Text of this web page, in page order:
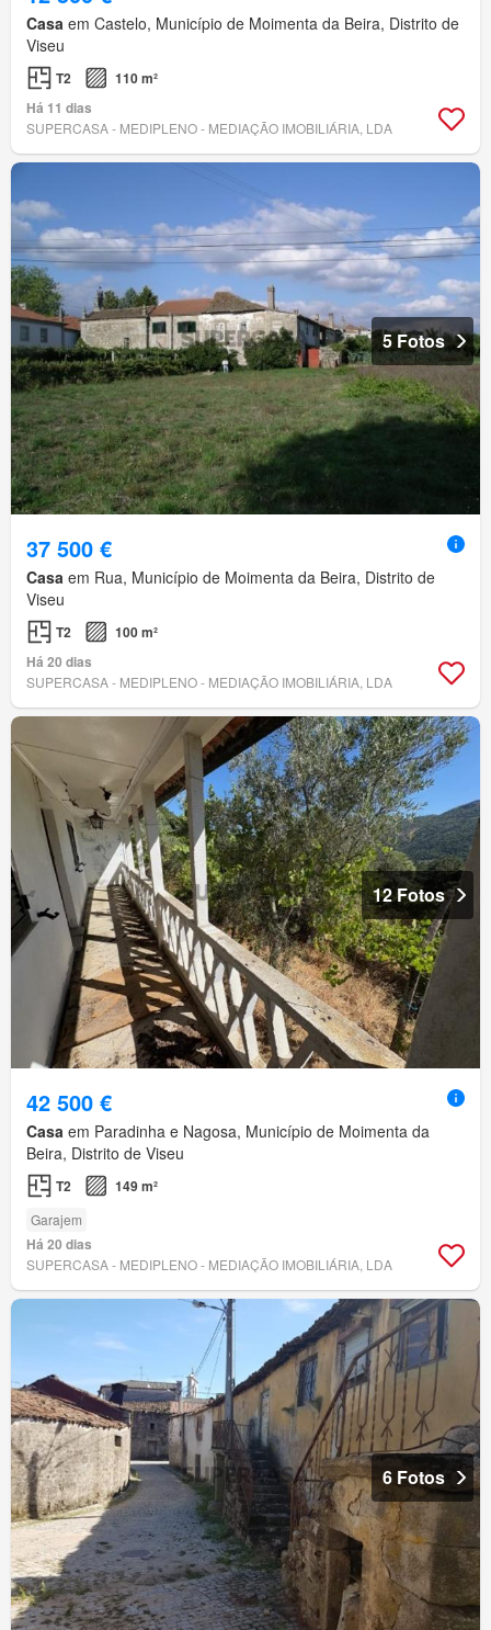
Casa em Castelo, Município de Moimenta da Beira, Distrito de
Viseu
T2
110 m²
Há 11 dias
SUPERCASA - MEDIPLENO - MEDIAÇÃO IMOBILIÁRIA, LDA
5 Fotos
37 500 €
Casa em Rua, Município de Moimenta da Beira, Distrito de
Viseu
T2
100 m²
Há 20 dias
SUPERCASA - MEDIPLENO - MEDIAÇÃO IMOBILIÁRIA, LDA
12 Fotos
42 500 €
Casa em Paradinha e Nagosa, Município de Moimenta da
Beira, Distrito de Viseu
T2 149 m²
Garajem
Há 20 dias
SUPERCASA - MEDIPLENO - MEDIAÇÃO IMOBILIÁRIA, LDA
6 Fotos